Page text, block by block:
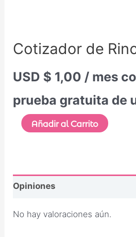
Cotizador de
USD $ 1,00 / mes
prueba gratuita de
Añadir al Carrito
Opiniones
No hay valoraciones aún.